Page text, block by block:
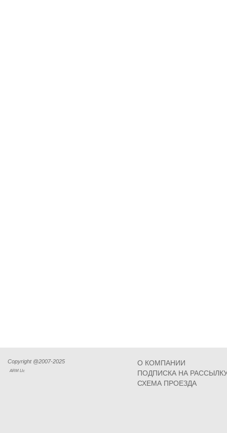
Copyright @2007-2025
ARM Llc
О КОМПАНИИ
ПОДПИСКА НА
СХЕМА ПРОЕЗДА